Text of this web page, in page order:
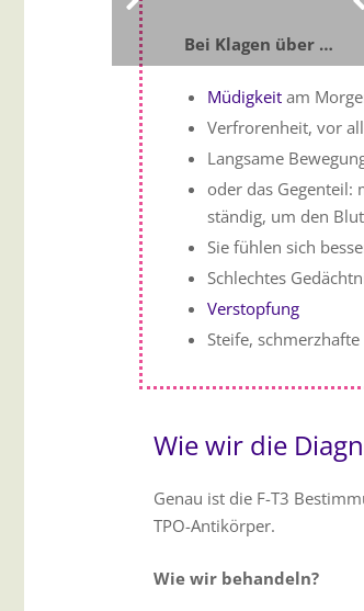
Bei Klagen über …
Müdigkeitam
Verfrorenheit, vor
Langsame
oder das Gegenteil:
ständig, um den
Sie fühlen sich
Schlechtes
Verstopfung
Steife,
Wie wir die
Genau ist die F-T3
TPO-Antikörper.
Wie wir behandeln?